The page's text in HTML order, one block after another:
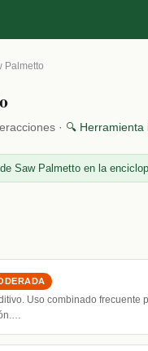
Palmetto
· 🔍 Herramienta
Saw Palmetto en la
Uso combinado frecuente